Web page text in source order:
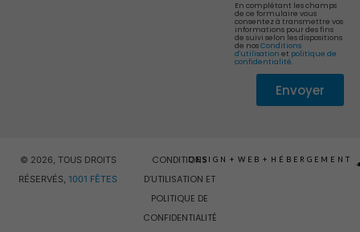
En complétant les champs
de ce formulaire vous
consentez à transmettre vos
informations pour des fins
de suivi selon les dispositions
de nosConditions
d'utilisation et politique de
confidentialité.
Envoyer
© 2026, TOUS DROITS
RÉSERVÉS,1001 FÊTES
CONDITIONS
D’UTILISATION ET
POLITIQUE DE
CONFIDENTIALITÉ
DESIGN + WEB + HÉBERGEMENT